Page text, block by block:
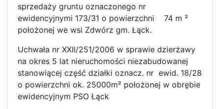
sprzedaży gruntu oznaczonego nr
ewidencyjnymi 173/31 o powierzchni 74 m ²
położonej we wsi Zdwórz gm. Łąck.
Uchwała nr XXII/251/2006 w sprawie dzierżawy
na okres 5 lat nieruchomości niezabudowanej
stanowiącej część działki oznacz. nr ewid. 18/28
o powierzchni ok. 25000m² położonej w obrębie
ewidencyjnym PSO Łąck